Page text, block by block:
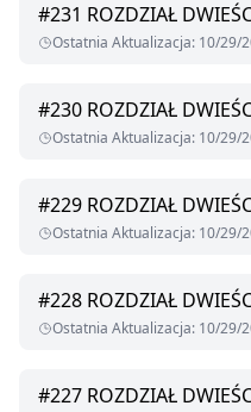
#231 ROZDZIAŁ
Ostatnia Aktualizacja: 10/29/
#230 ROZDZIAŁ
Ostatnia Aktualizacja: 10/29/
#229 ROZDZIAŁ
Ostatnia Aktualizacja: 10/29/
#228 ROZDZIAŁ
Ostatnia Aktualizacja: 10/29/
#227 ROZDZIAŁ